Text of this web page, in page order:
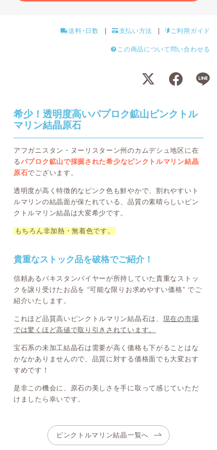
送料･日数 支払い方法 ご利用ガイド
この商品について問い合わせる
希少！透明度高いパプロク鉱山ピンクトル
マリン結晶原石
アフガニスタン・ヌーリスターン州のカムデシュ地区に在
るパプロク鉱山で採掘された希少なピンクトルマリン結晶
原石でございます。
透明度が高く特徴的なピンク色も鮮やかで、割れやすいト
ルマリンの結晶面が保たれている、品質の素晴らしいピン
クトルマリン結晶は大変希少です。
もちろん非加熱・無着色です。
貴重なストック品を破格でご紹介！
信頼あるパキスタンバイヤーが所持していた貴重なストッ
クを譲り受けたお品を “可能な限りお求めやすい価格” でご
紹介いたします。
これほど品質高いピンクトルマリン結晶石は、 現在の市場
では驚くほど高値で取り引きされています。
宝石系の未加工結晶石は需要が高く価格も下がることはな
かなかありませんので、品質に対する価格面でも大変おす
すめです！
是非この機会に、原石の美しさを手に取って感じていただ
けましたら幸いです。
ピンクトルマリン結晶一覧へ